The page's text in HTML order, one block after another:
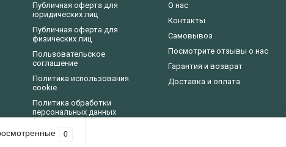
Публичная оферта для
юридических лиц
Публичная оферта для
физических лиц
Пользовательское
соглашение
Политика использования
cookie
Политика обработки
персональных данных
О нас
Контакты
Самовывоз
Посмотрите отзывы о нас
Гарантия и возврат
Доставка и оплата
0